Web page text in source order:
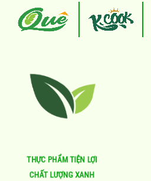
THỰC PHẨM TIỆN LỢI
CHẤT LƯỢNG XANH